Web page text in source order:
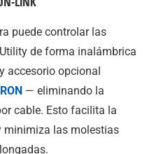
puede controlar las
de forma inalámbrica
accesorio opcional
— eliminando la
cable. Esto facilita la
minimiza las molestias